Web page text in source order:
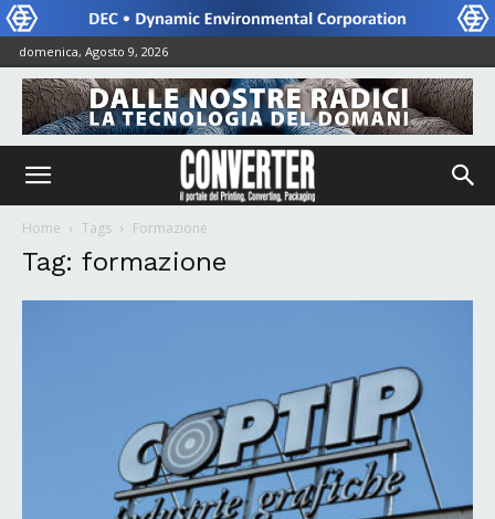
domenica, Agosto 9, 2026
Home Tags Formazione
Tag: formazione